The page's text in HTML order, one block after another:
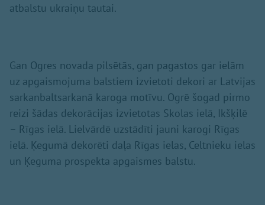
atbalstu ukraiņu tautai.
Gan Ogres novada pilsētās, gan pagastos gar ielām
uz apgaismojuma balstiem izvietoti dekori ar Latvijas
sarkanbaltsarkanā karoga motīvu. Ogrē šogad pirmo
reizi šādas dekorācijas izvietotas Skolas ielā, Ikšķilē
– Rīgas ielā. Lielvārdē uzstādīti jauni karogi Rīgas
ielā. Ķegumā dekorēti daļa Rīgas ielas, Celtnieku ielas
un Ķeguma prospekta apgaismes balstu.